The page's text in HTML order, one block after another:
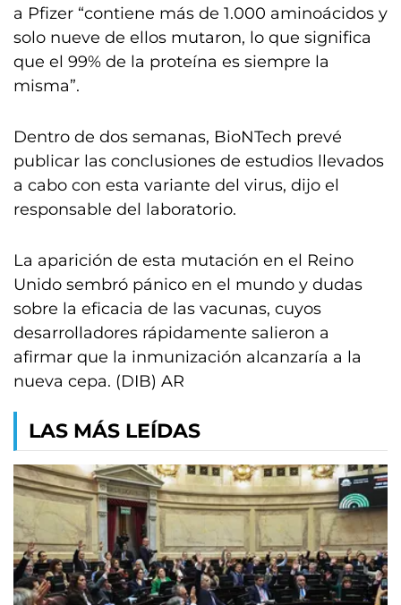
a Pfizer “contiene más de 1.000 aminoácidos y
solo nueve de ellos mutaron, lo que significa
que el 99% de la proteína es siempre la
misma”.
Dentro de dos semanas, BioNTech prevé
publicar las conclusiones de estudios llevados
a cabo con esta variante del virus, dijo el
responsable del laboratorio.
La aparición de esta mutación en el Reino
Unido sembró pánico en el mundo y dudas
sobre la eficacia de las vacunas, cuyos
desarrolladores rápidamente salieron a
afirmar que la inmunización alcanzaría a la
nueva cepa. (DIB) AR
LAS MÁS LEÍDAS